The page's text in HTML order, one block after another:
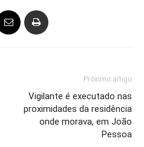
Próximo artigo
Vigilante é executado nas
proximidades da residência
onde morava, em João
Pessoa